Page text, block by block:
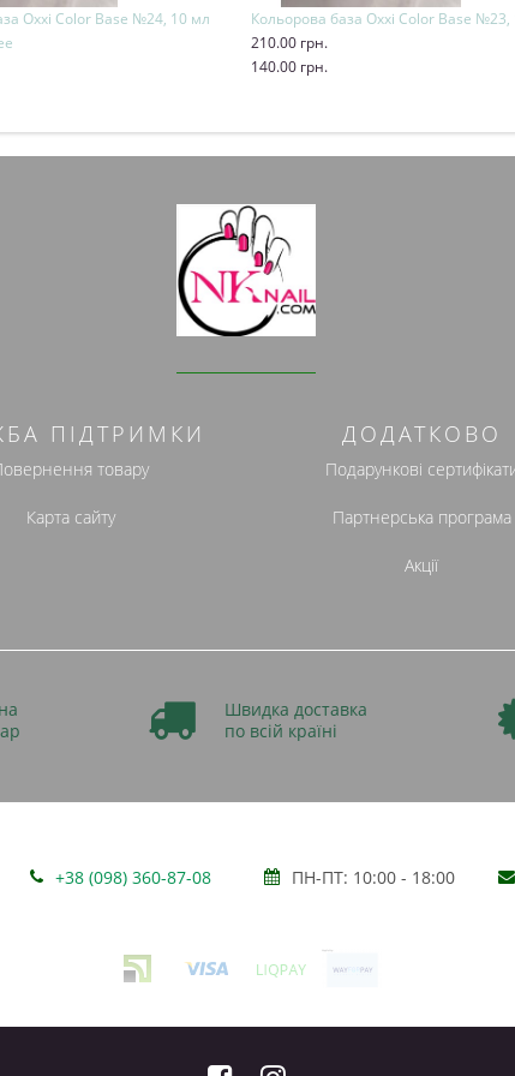
Oxxi Color Base №24, 10 мл
Кольорова база Oxxi Color Base №23,
210.00 грн.
140.00 грн.
ПІДТРИМКИ
товару
Карта сайту
ДОДАТКОВО
Подарункові
Партнерська програма
Акції
Швидка доставка
по всій країні
+38 (098) 360-87-08 ПН-ПТ: 10:00 - 18:00